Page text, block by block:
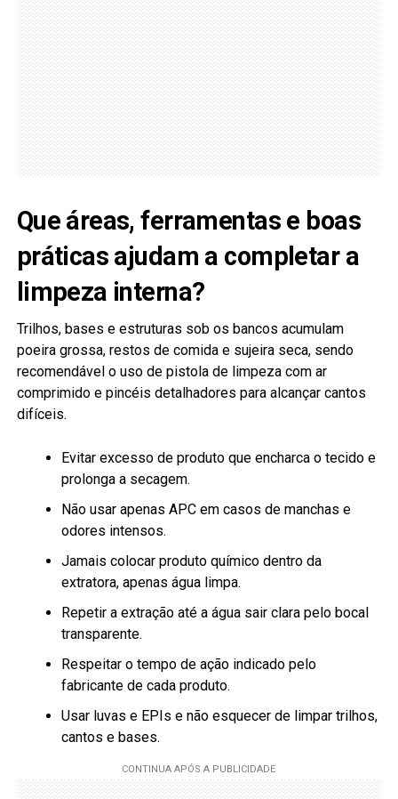
Que áreas, ferramentas e boas
práticas ajudam a completar a
limpeza interna?
Trilhos, bases e estruturas sob os bancos acumulam
poeira grossa, restos de comida e sujeira seca, sendo
recomendável o uso de pistola de limpeza com ar
comprimido e pincéis detalhadores para alcançar cantos
difíceis.
Evitar excesso de produto que encharca o tecido e
prolonga a secagem.
Não usar apenas APC em casos de manchas e
odores intensos.
Jamais colocar produto químico dentro da
extratora, apenas água limpa.
Repetir a extração até a água sair clara pelo bocal
transparente.
Respeitar o tempo de ação indicado pelo
fabricante de cada produto.
Usar luvas e EPIs e não esquecer de limpar trilhos,
cantos e bases.